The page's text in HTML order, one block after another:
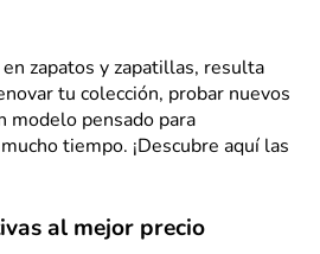
en zapatos y zapatillas, resulta
tu colección, probar nuevos
modelo pensado para
tiempo. ¡Descubre aquí las
al mejor precio